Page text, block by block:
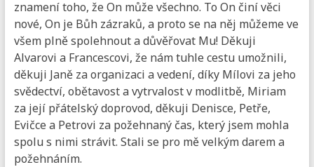
znamení toho, že On může všechno. To On činí věci
nové, On je Bůh zázraků, a proto se na něj můžeme ve
všem plně spolehnout a důvěřovat Mu! Děkuji
Alvarovi a Francescovi, že nám tuhle cestu umožnili,
děkuji Janě za organizaci a vedení, díky Mílovi za jeho
svědectví, obětavost a vytrvalost v modlitbě, Miriam
za její přátelský doprovod, děkuji Denisce, Petře,
Evičce a Petrovi za požehnaný čas, který jsem mohla
spolu s nimi strávit. Stali se pro mě velkým darem a
požehnáním.